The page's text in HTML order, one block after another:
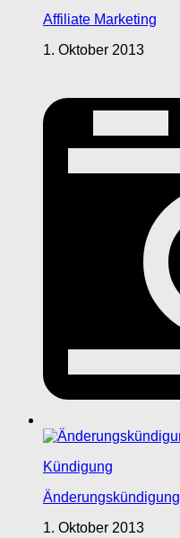
Affiliate Marketing
1. Oktober 2013
Kündigung
Änderungskündigung
1. Oktober 2013